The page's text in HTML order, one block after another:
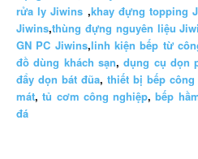
rửa ly Jiwins ,khay đựng topping
Jiwins,thùng đựng nguyên liệu
GN PC Jiwins,linh kiện bếp từ
đồ dùng khách sạn,dụng cụ dọn
đẩy dọn bát đũa, thiết bị bếp công
mát,tủ cơm công nghiệp,bếp
đá